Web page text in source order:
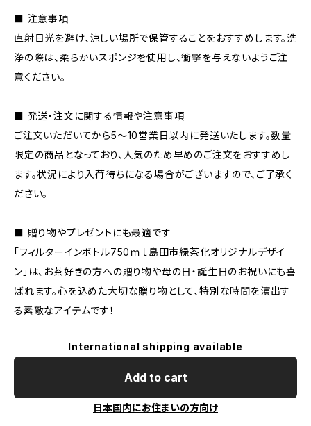
■ 注意事項
直射日光を避け、涼しい場所で保管することをおすすめします。洗
浄の際は、柔らかいスポンジを使用し、衝撃を与えないようご注
意ください。
■ 発送・注文に関する情報や注意事項
ご注文いただいてから5〜10営業日以内に発送いたします。数量
限定の商品となっており、人気のため早めのご注文をおすすめし
ます。状況により入荷待ちになる場合がございますので、ご了承く
ださい。
■ 贈り物やプレゼントにも最適です
「フィルターインボトル750ｍｌ島田市緑茶化オリジナルデザイ
ン」は、お茶好きの方への贈り物や母の日・誕生日のお祝いにも喜
ばれます。心を込めた大切な贈り物として、特別な時間を演出す
る素敵なアイテムです！
International shipping available
Add to cart
日本国内にお住まいの方向け